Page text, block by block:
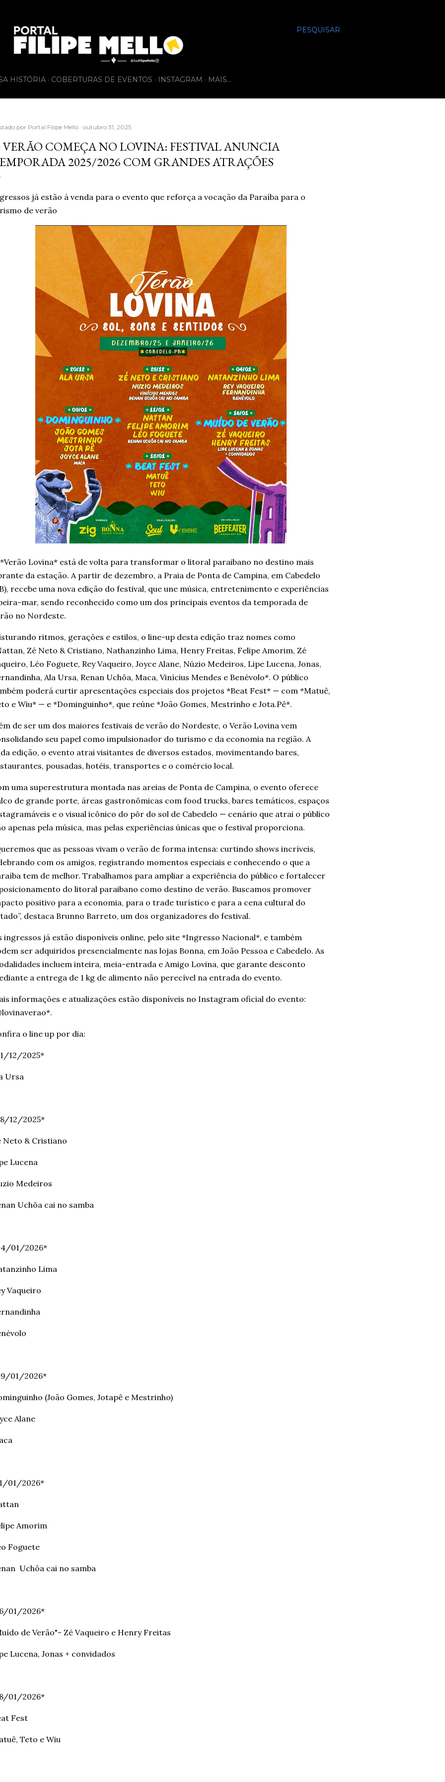
PESQUISAR
HISTÓRIA COBERTURAS DE EVENTOS INSTAGRAM MAIS…
por Portal Filipe Mello outubro 31, 2025
VERÃO COMEÇA NO LOVINA: FESTIVAL ANUNCIA
2025/2026 COM GRANDES ATRAÇÕES
já estão à venda para o evento que reforça a vocação da Paraíba para o
de verão
Lovina* está de volta para transformar o litoral paraibano no destino mais
da estação. A partir de dezembro, a Praia de Ponta de Campina, em Cabedelo
recebe uma nova edição do festival, que une música, entretenimento e experiências
mar, sendo reconhecido como um dos principais eventos da temporada de
no Nordeste.
ritmos, gerações e estilos, o line-up desta edição traz nomes como
Zé Neto & Cristiano, Nathanzinho Lima, Henry Freitas, Felipe Amorim, Zé
Léo Foguete, Rey Vaqueiro, Joyce Alane, Núzio Medeiros, Lipe Lucena, Jonas,
Ala Ursa, Renan Uchôa, Maca, Vinícius Mendes e Benévolo*. O público
poderá curtir apresentações especiais dos projetos *Beat Fest* — com *Matuê,
e Wiu* — e *Dominguinho*, que reúne *João Gomes, Mestrinho e Jota.Pê*.
de ser um dos maiores festivais de verão do Nordeste, o Verão Lovina vem
seu papel como impulsionador do turismo e da economia na região. A
edição, o evento atrai visitantes de diversos estados, movimentando bares,
pousadas, hotéis, transportes e o comércio local.
uma superestrutura montada nas areias de Ponta de Campina, o evento oferece
de grande porte, áreas gastronômicas com food trucks, bares temáticos, espaços
e o visual icônico do pôr do sol de Cabedelo — cenário que atrai o público
apenas pela música, mas pelas experiências únicas que o festival proporciona.
que as pessoas vivam o verão de forma intensa: curtindo shows incríveis,
com os amigos, registrando momentos especiais e conhecendo o que a
tem de melhor. Trabalhamos para ampliar a experiência do público e fortalecer
do litoral paraibano como destino de verão. Buscamos promover
positivo para a economia, para o trade turístico e para a cena cultural do
destaca Brunno Barreto, um dos organizadores do festival.
ingressos já estão disponíveis online, pelo site *Ingresso Nacional*, e também
ser adquiridos presencialmente nas lojas Bonna, em João Pessoa e Cabedelo. As
incluem inteira, meia-entrada e Amigo Lovina, que garante desconto
a entrega de 1 kg de alimento não perecível na entrada do evento.
informações e atualizações estão disponíveis no Instagram oficial do evento:
o line up por dia:
12/2025*
Ursa
12/2025*
Neto & Cristiano
Lucena
Medeiros
Uchôa cai no samba
01/2026*
Lima
Vaqueiro
01/2026*
(João Gomes, Jotapê e Mestrinho)
Alane
01/2026*
Amorim
Foguete
Uchôa cai no samba
01/2026*
de Verão"- Zé Vaqueiro e Henry Freitas
Lucena, Jonas + convidados
01/2026*
Fest
Teto e Wiu